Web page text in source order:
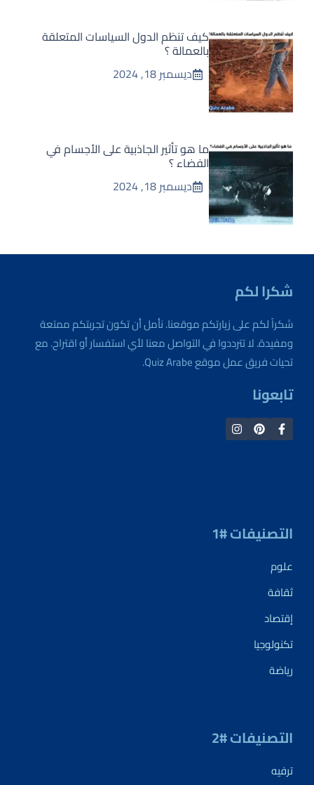
كيف تنظم الدول السياسات المتعلقة
بالعمالة ؟
ديسمبر 18, 2024
ما هو تأثير الجاذبية على الأجسام في
الفضاء ؟
ديسمبر 18, 2024
شكرا لكم
شكراً لكم على زيارتكم موقعنا. نأمل أن تكون تجربتكم ممتعة
ومفيدة. لا تترددوا في التواصل معنا لأي استفسار أو اقتراح. مع
تحيات فريق عمل موقع Quiz Arabe.
تابعونا
التصنيفات #1
علوم
ثقافة
إقتصاد
تكنولوجيا
رياضة
التصنيفات #2
ترفيه